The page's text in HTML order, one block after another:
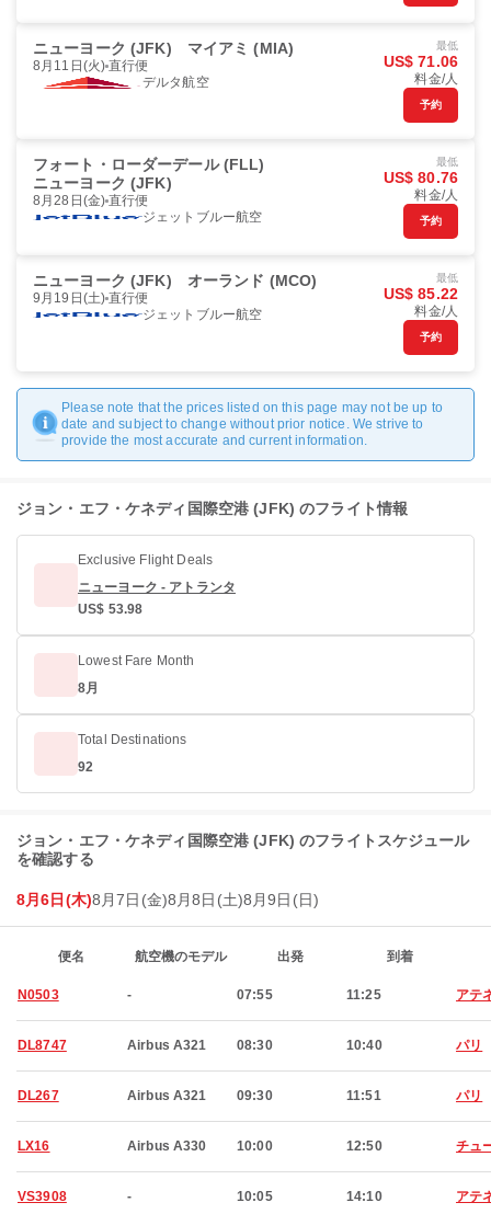
ニューヨーク (JFK) マイアミ (MIA)
8月11日(火) 直行便
デルタ航空
最低
US$ 71.06
料金/人
予約
フォート・ローダーデール (FLL)
ニューヨーク (JFK)
8月28日(金) 直行便
ジェットブルー航空
最低
US$ 80.76
料金/人
予約
ニューヨーク (JFK) オーランド (MCO)
9月19日(土) 直行便
ジェットブルー航空
最低
US$ 85.22
料金/人
予約
Please note that the prices listed on this page may not be up to
date and subject to change without prior notice. We strive to
provide the most accurate and current information.
ジョン・エフ・ケネディ国際空港 (JFK) のフライト情報
Exclusive Flight Deals
ニューヨーク - アトランタ
US$ 53.98
Lowest Fare Month
8月
Total Destinations
92
ジョン・エフ・ケネディ国際空港 (JFK) のフライトスケジュール
を確認する
8月6日(木)8月7日(金)8月8日(土)8月9日(日)
便名 航空機のモデル 出発 到着
N0503 - 07:55 11:25 アテ
DL8747 Airbus A321 08:30 10:40 パリ
DL267 Airbus A321 09:30 11:51 パリ
LX16 Airbus A330 10:00 12:50 チュ
VS3908 - 10:05 14:10 アテ